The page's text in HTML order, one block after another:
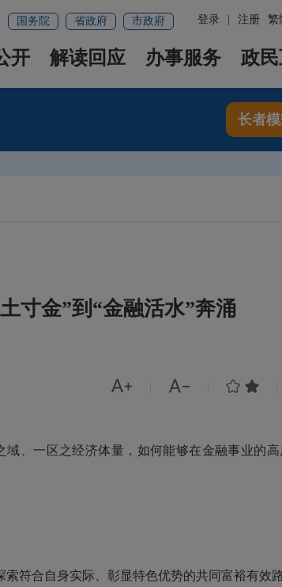
繁
登录 注册
国务院 省政府 市政府
开 解读回应 办事服务 政
长者
寸金”到“金融活水”奔涌
   
域、一区之经济体量，如何能够在金融事业的
符合自身实际、彰显特色优势的共同富裕有效